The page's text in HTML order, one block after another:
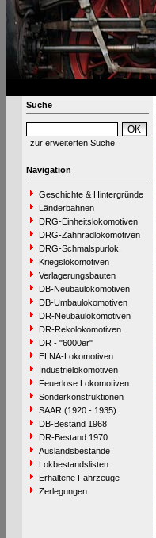
Suche
zur erweiterten Suche
Navigation
Geschichte & Hintergründe
Länderbahnen
DRG-Einheitslokomotiven
DRG-Zahnradlokomotiven
DRG-Schmalspurlok.
Kriegslokomotiven
Verlagerungsbauten
DB-Neubaulokomotiven
DB-Umbaulokomotiven
DR-Neubaulokomotiven
DR-Rekolokomotiven
DR - "6000er"
ELNA-Lokomotiven
Industrielokomotiven
Feuerlose Lokomotiven
Sonderkonstruktionen
SAAR (1920 - 1935)
DB-Bestand 1968
DR-Bestand 1970
Auslandsbestände
Lokbestandslisten
Erhaltene Fahrzeuge
Zerlegungen